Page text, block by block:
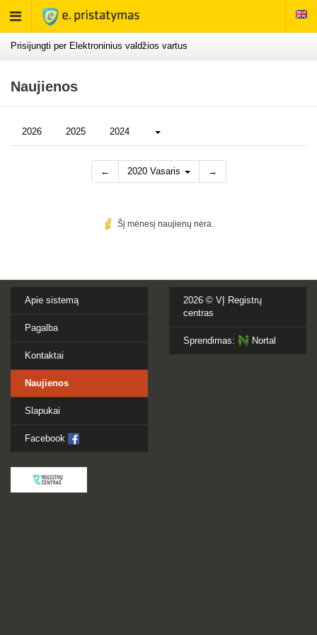
Rodyti
meniu
Prisijungti per Elektroninius valdžios vartus
Naujienos
2026 2025 2024 Daugiau...
← 2020 Vasaris →
Šį mėnesį naujienų nėra.
Apie sistemą
Pagalba
Kontaktai
Naujienos
Slapukai
Facebook
2026 © VĮ Registrų
centras
Sprendimas: Nortal